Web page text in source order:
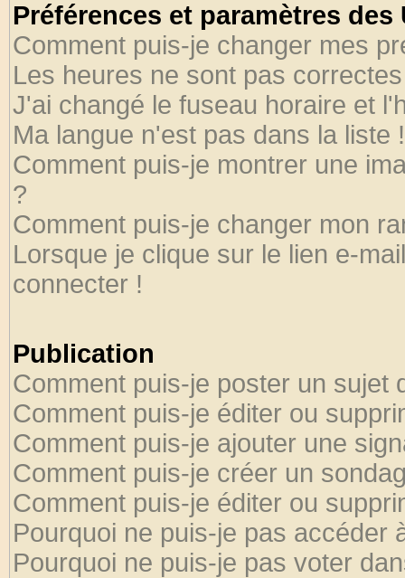
Préférences et paramètres
Comment puis-je changer mes
Les heures ne sont pas
J'ai changé le fuseau horaire et
Ma langue n'est pas dans la liste !
Comment puis-je montrer une
?
Comment puis-je changer mon
Lorsque je clique sur le lien e-
connecter !
Publication
Comment puis-je poster un sujet
Comment puis-je éditer ou
Comment puis-je ajouter une
Comment puis-je créer un
Comment puis-je éditer ou
Pourquoi ne puis-je pas accéder
Pourquoi ne puis-je pas voter